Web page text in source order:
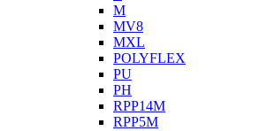
M
MV8
MXL
POLYFLEX
PU
PH
RPP14M
RPP5M